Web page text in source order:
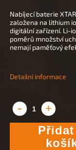
Nabíjecí baterie
založena na lithium
digitální zařízení. Li-
poměrů množství
nemají paměťový
Detailní informace